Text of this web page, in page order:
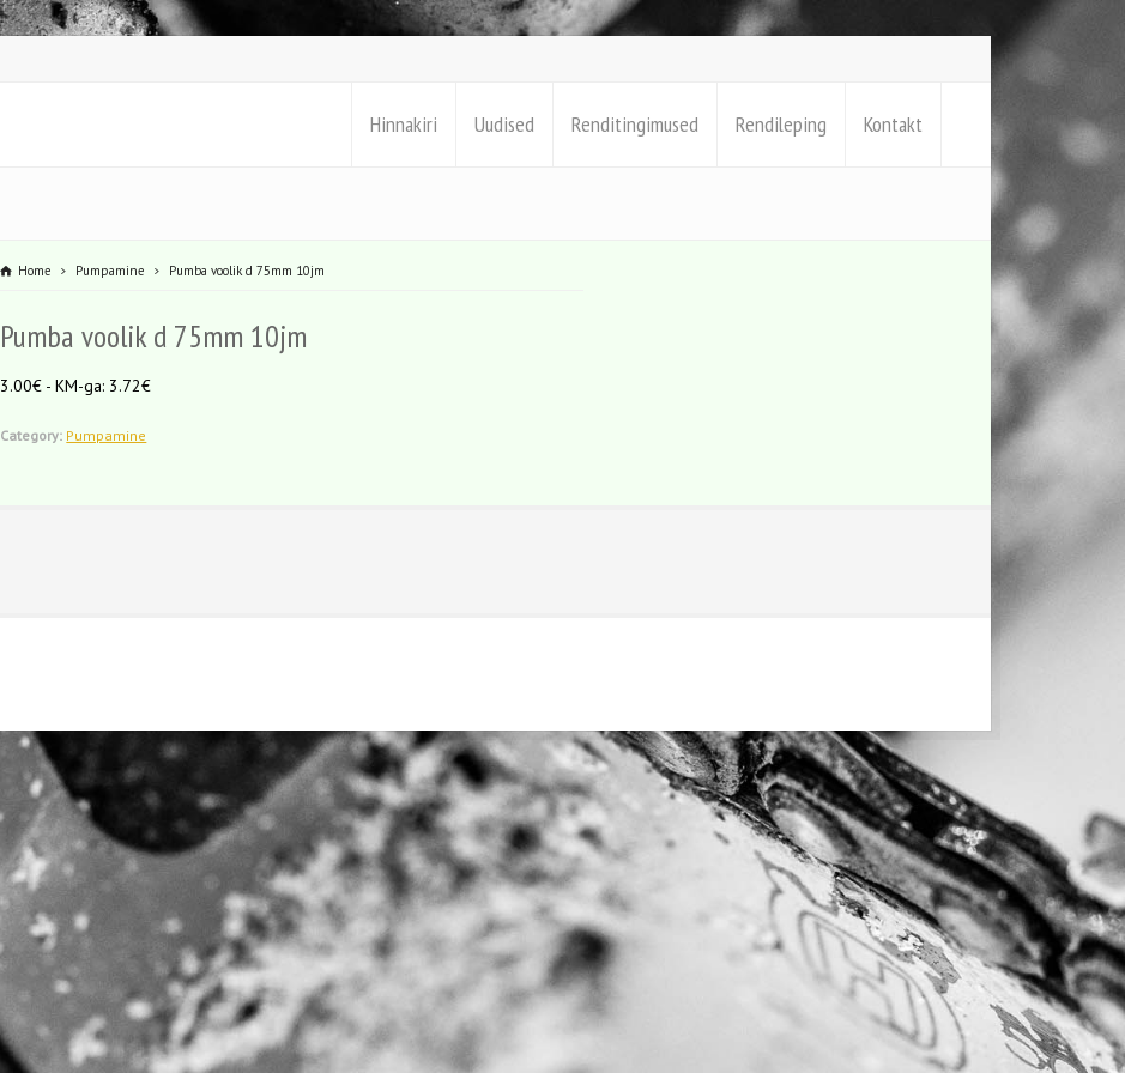
Hinnakiri Uudised Renditingimused Rendileping Kontakt
Home Pumpamine Pumba voolik d 75mm 10jm
Pumba voolik d 75mm 10jm
3.00€ - KM-ga: 3.72€
Category: Pumpamine